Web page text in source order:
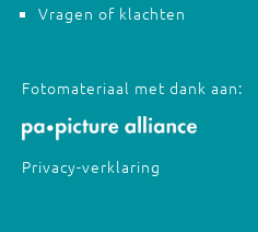
Vragen of klachten
Fotomateriaal met dank aan:
Privacy-verklaring